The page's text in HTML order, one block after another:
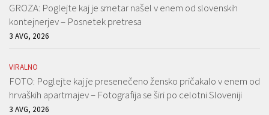
GROZA: Poglejte kaj je smetar našel v enem od slovenskih
kontejnerjev – Posnetek pretresa
3 AVG, 2026
VIRALNO
FOTO: Poglejte kaj je presenečeno žensko pričakalo v enem od
hrvaških apartmajev – Fotografija se širi po celotni Sloveniji
3 AVG, 2026